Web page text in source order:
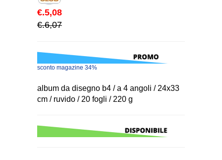
€.5,08
€.6,07
sconto magazine 34%
album da disegno b4 / a 4 angoli / 24x33
cm / ruvido / 20 fogli / 220 g